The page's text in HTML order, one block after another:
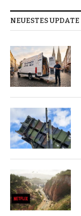
NEUESTES UPDATE